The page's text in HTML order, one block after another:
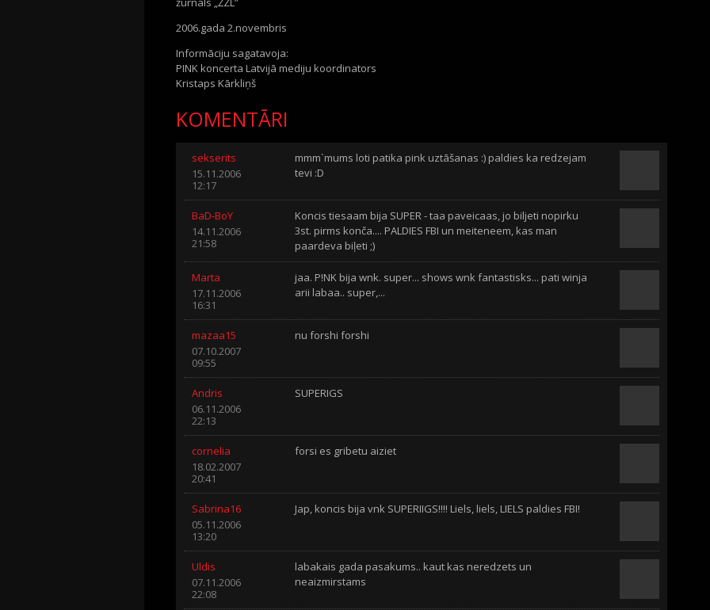
2006.gada 2.novembris
Informāciju sagatavoja:
PINK koncerta Latvijā mediju koordinators
Kristaps Kārkliņš
KOMENTĀRI
sekserits
15.11.2006
12:17
mmm`mums loti patika pink uztāšanas :) paldies ka redzejam
tevi :D
BaD-BoY
14.11.2006
21:58
Koncis tiesaam bija SUPER - taa paveicaas, jo biljeti nopirku
3st. pirms konča.... PALDIES FBI un meiteneem, kas man
paardeva biļeti ;)
Marta
17.11.2006
16:31
jaa. P!NK bija wnk. super... shows wnk fantastisks... pati winja
arii labaa.. super,...
mazaa15
07.10.2007
09:55
nu forshi forshi
Andris
06.11.2006
22:13
SUPERIGS
cornelia
18.02.2007
20:41
forsi es gribetu aiziet
Sabrina16
05.11.2006
13:20
Jap, koncis bija vnk SUPERIIGS!!!! Liels, liels, LIELS paldies FBI!
Uldis
07.11.2006
22:08
labakais gada pasakums.. kaut kas neredzets un
neaizmirstams